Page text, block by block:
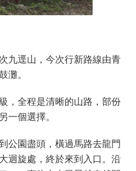
九逕山，今次行新路線由青
灘。
，全程是清晰的山路，部份
一個選擇。
公園盡頭，橫過馬路去龍門
迴旋處，終於來到入口。沿